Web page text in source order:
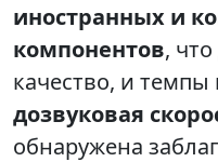
иностранных и
компонентов,
качество, и
дозвуковая
обнаружена